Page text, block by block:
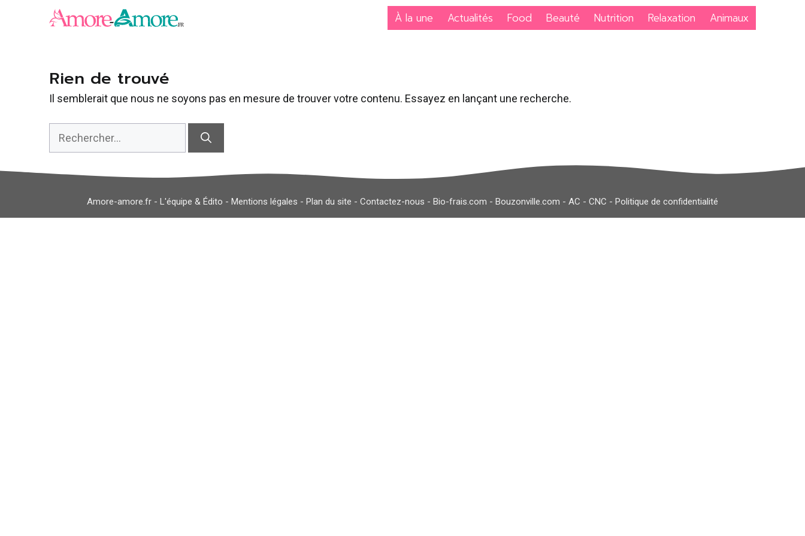
À la une Actualités Food Beauté Nutrition Relaxation Animaux
Rien de trouvé
Il semblerait que nous ne soyons pas en mesure de trouver votre contenu. Essayez en lançant une recherche.
Rechercher :
Amore-amore.fr - L'équipe & Édito - Mentions légales - Plan du site - Contactez-nous - Bio-frais.com - Bouzonville.com - AC - CNC - Politique de confidentialité